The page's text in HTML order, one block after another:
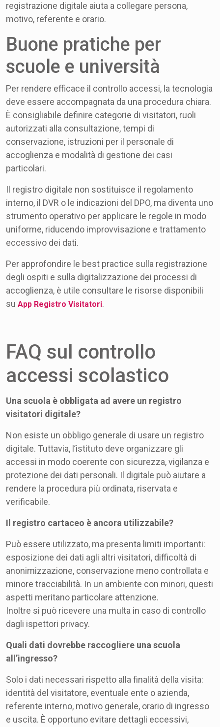
registrazione digitale aiuta a collegare persona,
motivo, referente e orario.
Buone pratiche per
scuole e università
Per rendere efficace il controllo accessi, la tecnologia
deve essere accompagnata da una procedura chiara.
È consigliabile definire categorie di visitatori, ruoli
autorizzati alla consultazione, tempi di
conservazione, istruzioni per il personale di
accoglienza e modalità di gestione dei casi
particolari.
Il registro digitale non sostituisce il regolamento
interno, il DVR o le indicazioni del DPO, ma diventa uno
strumento operativo per applicare le regole in modo
uniforme, riducendo improvvisazione e trattamento
eccessivo dei dati.
Per approfondire le best practice sulla registrazione
degli ospiti e sulla digitalizzazione dei processi di
accoglienza, è utile consultare le risorse disponibili
su App Registro Visitatori.
FAQ sul controllo
accessi scolastico
Una scuola è obbligata ad avere un registro
visitatori digitale?
Non esiste un obbligo generale di usare un registro
digitale. Tuttavia, l’istituto deve organizzare gli
accessi in modo coerente con sicurezza, vigilanza e
protezione dei dati personali. Il digitale può aiutare a
rendere la procedura più ordinata, riservata e
verificabile.
Il registro cartaceo è ancora utilizzabile?
Può essere utilizzato, ma presenta limiti importanti:
esposizione dei dati agli altri visitatori, difficoltà di
anonimizzazione, conservazione meno controllata e
minore tracciabilità. In un ambiente con minori, questi
aspetti meritano particolare attenzione.
Inoltre si può ricevere una multa in caso di controllo
dagli ispettori privacy.
Quali dati dovrebbe raccogliere una scuola
all’ingresso?
Solo i dati necessari rispetto alla finalità della visita:
identità del visitatore, eventuale ente o azienda,
referente interno, motivo generale, orario di ingresso
e uscita. È opportuno evitare dettagli eccessivi,